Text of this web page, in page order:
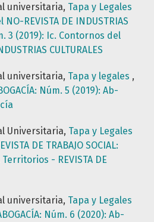
universitaria, Tapa y Legales
REVISTA DE INDUSTRIAS
3 (2019): Ic. Contornos del
CULTURALES
universitaria, Tapa y legales ,
Núm. 5 (2019): Ab-
Universitaria, Tapa y Legales
DE TRABAJO SOCIAL:
Territorios - REVISTA DE
universitaria, Tapa y Legales
Núm. 6 (2020): Ab-